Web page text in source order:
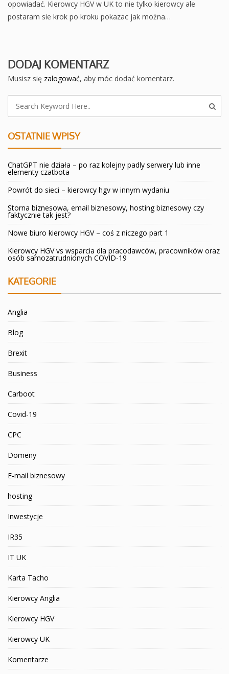
opowiadać. Kierowcy HGV w UK to nie tylko kierowcy ale
postaram sie krok po kroku pokazac jak można…
DODAJ KOMENTARZ
Musisz się zalogować, aby móc dodać komentarz.
OSTATNIE WPISY
ChatGPT nie działa – po raz kolejny padly serwery lub inne
elementy czatbota
Powrót do sieci – kierowcy hgv w innym wydaniu
Storna biznesowa, email biznesowy, hosting biznesowy czy
faktycznie tak jest?
Nowe biuro kierowcy HGV – coś z niczego part 1
Kierowcy HGV vs wsparcia dla pracodawców, pracowników oraz
osób samozatrudnionych COVID-19
KATEGORIE
Anglia
Blog
Brexit
Business
Carboot
Covid-19
CPC
Domeny
E-mail biznesowy
hosting
Inwestycje
IR35
IT UK
Karta Tacho
Kierowcy Anglia
Kierowcy HGV
Kierowcy UK
Komentarze